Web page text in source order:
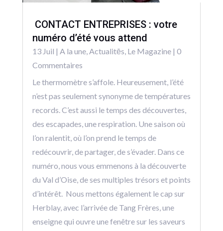
CONTACT ENTREPRISES : votre
numéro d’été vous attend
13 Juil | A la une,Actualitēs, Le Magazine| 0
Commentaires
Le thermomètre s’affole. Heureusement, l’été
n’est pas seulement synonyme de températures
records. C’est aussi le temps des découvertes,
des escapades, une respiration. Une saison où
l’on ralentit, où l’on prend le temps de
redécouvrir, de partager, de s’évader. Dans ce
numéro, nous vous emmenons à la découverte
du Val d’Oise, de ses multiples trésors et points
d’intérêt. Nous mettons également le cap sur
Herblay, avec l’arrivée de Tang Frères, une
enseigne qui ouvre une fenêtre sur les saveurs